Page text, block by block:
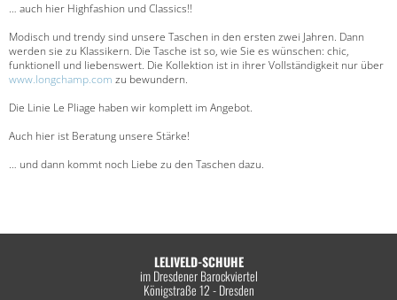
… auch hier Highfashion und Classics!!
Modisch und trendy sind unsere Taschen in den ersten zwei Jahren. Dann
werden sie zu Klassikern. Die Tasche ist so, wie Sie es wünschen: chic,
funktionell und liebenswert. Die Kollektion ist in ihrer Vollständigkeit nur über
www.longchamp.com zu bewundern.
Die Linie Le Pliage haben wir komplett im Angebot.
Auch hier ist Beratung unsere Stärke!
… und dann kommt noch Liebe zu den Taschen dazu.
LELIVELD-SCHUHE
im Dresdener Barockviertel
Königstraße 12 - Dresden